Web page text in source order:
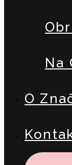
Na
O